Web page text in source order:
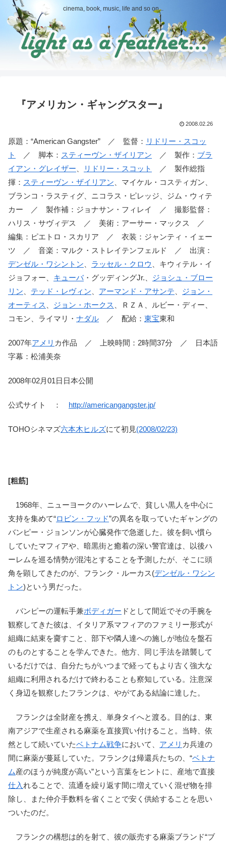
cinema, book, music, life and so on...
『アメリカン・ギャングスター』
2008.02.26
原題：“American Gangster” ／ 監督： リドリー・スコッ
ト
／ 脚本： スティーヴン・ザイリアン ／ 製作： ブラ
イアン・グレイザー
リドリー・スコット
／ 製作総指
揮： スティーヴン・ザイリアン 、マイケル・コスティガン、
ブランコ・ラスティグ、ニコラス・ピレッジ、ジム・ウィテ
カー ／ 製作補：ジョナサン・フィレイ ／ 撮影監督：
ハリス・サヴィデス ／ 美術：アーサー・マックス ／
編集：ピエトロ・スカリア ／ 衣装：ジャンティ・イェー
ツ ／ 音楽：マルク・ストレイテンフェルド ／ 出演：
デンゼル・ワシントン
ラッセル・クロウ
、キウィテル・イ
ジョフォー、 キューバ・グッディングJr.、 ジョシュ・ブロー
リン
テッド・レヴィン アーマンド・アサンテ
ジョン・
オーティス
ジョン・ホークス
、ＲＺＡ、ルビー・ディー、
コモン、ライマリ・ ナダル ／ 配給： 東宝東和
2007年アメリ カ作品 ／ 上映時間：2時間37分 ／ 日本語
字幕：松浦美奈
2008年02月01日日本公開
公式サイト ： http://americangangster.jp/
TOHOシネマズ六本木ヒルズにて初見(2008/02/23)
[粗筋]
1968年、ニューヨークのハーレムで、貧しい黒人を中心に
支持を集めて“ロビン・フッド”の異名を取っていたギャングの
バンピー・ジョンソンが心臓発作で急逝した。彼を飼い慣ら
していたマフィアや、暗黒街と癒着の深い警官達は、以後ハ
ーレムを巡る情勢が混沌とすることを予測したが、そこに頭
角を顕してきたのが、フランク・ルーカス(デンゼル・ワシン
トン)という男だった。
バンピーの運転手兼ボディガー ドとして間近でその手腕を
観察してきた彼は、イタリア系マフィアのファミリー形式が
組織に結束を齎すこと、部下や隣人達への施しが地位を盤石
のものとすることを学んできた。他方、同じ手法を踏襲して
いるだけでは、自分たちがいつまで経ってもより古く強大な
組織に利用されるだけで終わることも察知している。注意深
く身辺を観察したフランクは、やがてある結論に達した。
フランクは全財産を携え、単身タイへと渡る。目的は、東
南アジアで生産される麻薬を直接買い付けること。当時、依
然として続いていたベトナム戦争において、 アメリ カ兵達の
間に麻薬が蔓延していた。フランクは帰還兵たちの、“ベトナ
ム産のほうが純度が高い”という言葉をヒントに、産地で直接
仕入 れることで、流通を繰り返す間に増えていく混ぜ物を排
除し、また仲介手数料を省くことで安く供給することを思い
ついたのだ。
フランクの構想は的を射て、彼の販売する麻薬ブランド“ブ